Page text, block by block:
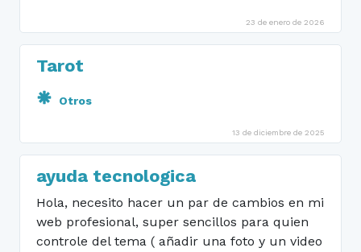
23 de enero de 2026
Tarot
Otros
13 de diciembre de 2025
ayuda tecnologica
Hola, necesito hacer un par de cambios en mi
web profesional, super sencillos para quien
controle del tema ( añadir una foto y un video